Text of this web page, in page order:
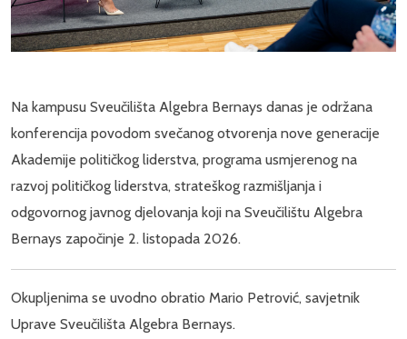
Na kampusu Sveučilišta Algebra Bernays danas je održana
konferencija povodom svečanog otvorenja nove generacije
Akademije političkog liderstva, programa usmjerenog na
razvoj političkog liderstva, strateškog razmišljanja i
odgovornog javnog djelovanja koji na Sveučilištu Algebra
Bernays započinje 2. listopada 2026.
Okupljenima se uvodno obratio Mario Petrović, savjetnik
Uprave Sveučilišta Algebra Bernays.